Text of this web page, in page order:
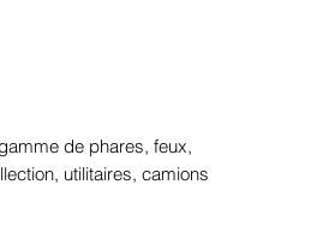
de phares, feux,
utilitaires, camions